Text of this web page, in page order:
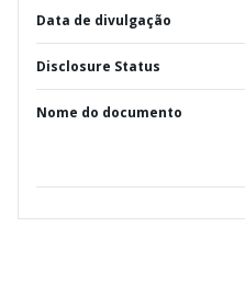
Data de divulgação
Disclosure Status
Nome do documento